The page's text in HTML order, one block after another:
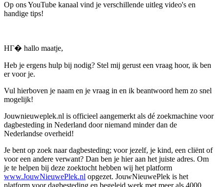
Op ons YouTube kanaal vind je verschillende uitleg video's en
handige tips!
HГ� hallo maatje,
Heb je ergens hulp bij nodig? Stel mij gerust een vraag hoor, ik ben
er voor je.
Vul hierboven je naam en je vraag in en ik beantwoord hem zo snel
mogelijk!
Jouwnieuweplek.nl is officieel aangemerkt als dé zoekmachine voor
dagbesteding in Nederland door niemand minder dan de
Nederlandse overheid!
Je bent op zoek naar dagbesteding; voor jezelf, je kind, een cliënt of
voor een andere verwant? Dan ben je hier aan het juiste adres. Om
je te helpen bij deze zoektocht hebben wij het platform
www.JouwNieuwePlek.nl opgezet. JouwNieuwePlek is het